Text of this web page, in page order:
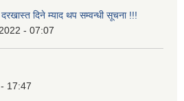
दिने म्याद थप सम्वन्धी सूचना !!!
- 07:07
17:47